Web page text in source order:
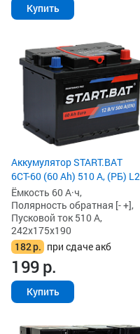
Купить
Аккумулятор START.BAT
6СТ-60 (60 Ah) 510 А, (РБ) L2
Ёмкость 60 А·ч,
Полярность обратная [- +],
Пусковой ток 510 А,
242x175x190
182р. при сдаче акб
199р.
Купить